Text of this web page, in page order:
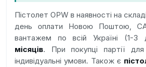
Пістолет OPW в наявності на
день оплати Новою Поштою,
вантажем по всій Україні (1-3
місяців. При покупці партії
індивідуальні умови. Також є